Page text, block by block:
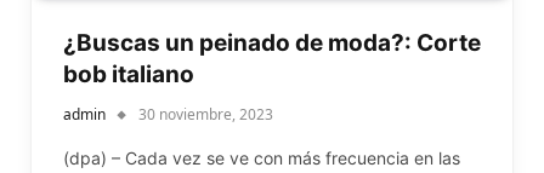
¿Buscas un peinado de moda?: Corte
bob italiano
admin 30 noviembre, 2023
(dpa) – Cada vez se ve con más frecuencia en las